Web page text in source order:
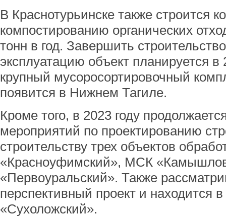
В Краснотурьинске также строится
компостированию органических
тонн в год. Завершить
эксплуатацию объект планируется в
крупный мусоросортировочный
появится в Нижнем Тагиле.
Кроме того, в 2023 году
мероприятий по проектированию
строительству трех объектов
«Красноуфимский», МСК
«Первоуральский». Также
перспективный проект и находится
«Сухоложский».